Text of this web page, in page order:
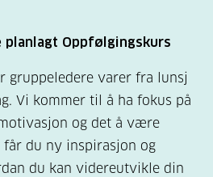
Oppfølgingskurs
gruppeledere varer fra lunsj
Vi kommer til å ha fokus på
og det å være
får du ny inspirasjon og
du kan videreutvikle din